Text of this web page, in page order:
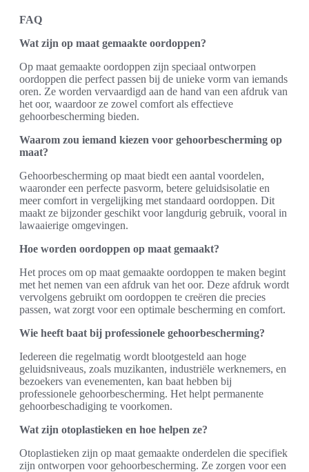
FAQ
Wat zijn op maat gemaakte oordoppen?
Op maat gemaakte oordoppen zijn speciaal ontworpen
oordoppen die perfect passen bij de unieke vorm van iemands
oren. Ze worden vervaardigd aan de hand van een afdruk van
het oor, waardoor ze zowel comfort als effectieve
gehoorbescherming bieden.
Waarom zou iemand kiezen voor gehoorbescherming op
maat?
Gehoorbescherming op maat biedt een aantal voordelen,
waaronder een perfecte pasvorm, betere geluidsisolatie en
meer comfort in vergelijking met standaard oordoppen. Dit
maakt ze bijzonder geschikt voor langdurig gebruik, vooral in
lawaaierige omgevingen.
Hoe worden oordoppen op maat gemaakt?
Het proces om op maat gemaakte oordoppen te maken begint
met het nemen van een afdruk van het oor. Deze afdruk wordt
vervolgens gebruikt om oordoppen te creëren die precies
passen, wat zorgt voor een optimale bescherming en comfort.
Wie heeft baat bij professionele gehoorbescherming?
Iedereen die regelmatig wordt blootgesteld aan hoge
geluidsniveaus, zoals muzikanten, industriële werknemers, en
bezoekers van evenementen, kan baat hebben bij
professionele gehoorbescherming. Het helpt permanente
gehoorbeschadiging te voorkomen.
Wat zijn otoplastieken en hoe helpen ze?
Otoplastieken zijn op maat gemaakte onderdelen die specifiek
zijn ontworpen voor gehoorbescherming. Ze zorgen voor een